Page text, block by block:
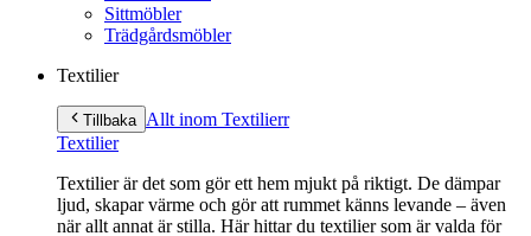
Sittmöbler
Trädgårdsmöbler
Textilier
Tillbaka Allt inom Textilierr
Textilier
Textilier är det som gör ett hem mjukt på riktigt. De dämpar
ljud, skapar värme och gör att rummet känns levande – även
när allt annat är stilla. Här hittar du textilier som är valda för